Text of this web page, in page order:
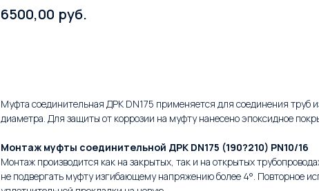
6500,00 руб.
Муфта соединительная ДРК DN175 применяется для соединения труб
диаметра. Для защиты от коррозии на муфту нанесено эпоксидное
Монтаж муфты соединительной ДРК DN175 (190?210) PN10/16
Монтаж производится как на закрытых, так и на открытых
не подвергать муфту изгибающему напряжению более 4°. Повторное